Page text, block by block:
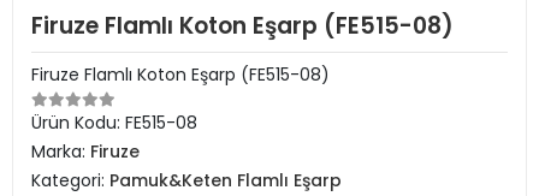
Firuze Flamlı Koton Eşarp (FE515-08)
Firuze Flamlı Koton Eşarp (FE515-08)
Ürün Kodu: FE515-08
Marka: Firuze
Kategori: Pamuk&Keten Flamlı Eşarp